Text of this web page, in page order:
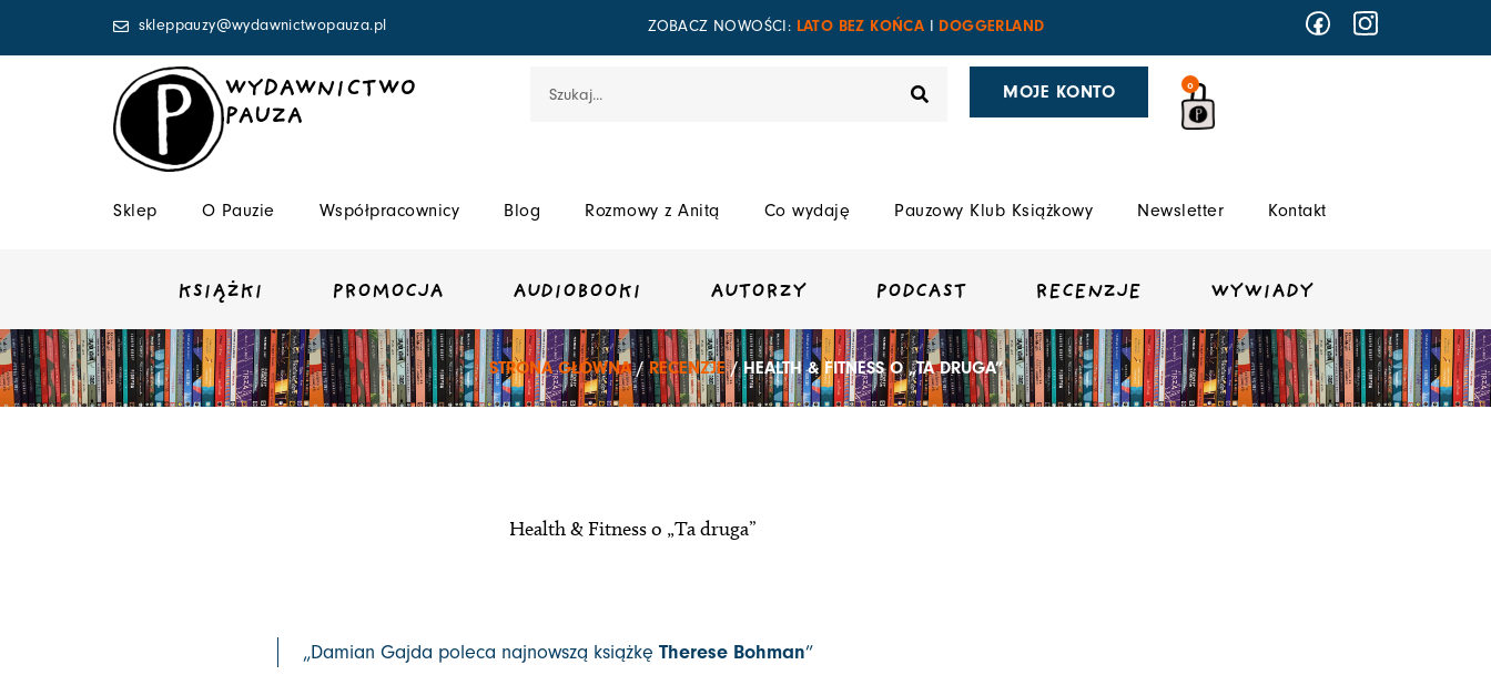
skleppauzy@wydawnictwopauza.pl ZOBACZ NOWOŚCI: LATO BEZ KOŃCA DOGGERLAND
WYDAWNICTWO
PAUZA
MOJE KONTO 0
Sklep O Pauzie Współpracownicy Blog Rozmowy z Anitą Co wydaję Pauzowy Klub Książkowy Newsletter Kontakt
KSIĄŻKI PROMOCJA AUDIOBOOKI AUTORZY PODCAST RECENZJE WYWIADY
STRONA GŁÓWNA/RECENZJE/ HEALTH & FITNESS O „TA DRUGA”
Health & Fitness o „Ta druga”
„Damian Gajda poleca najnowszą książkę Therese Bohman”